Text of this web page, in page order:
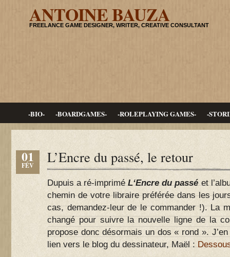
ANTOINE BAUZA
FREELANCE GAME DESIGNER, WRITER, CREATIVE CONSULTANT
-BIO- -BOARDGAMES- -ROLEPLAYING GAMES- -
01
FÉV L’Encre du passé, le retour
Dupuis a ré-impriméL‘Encre du passéet
chemin de votre libraire préférée dans les
cas, demandez-leur de le commander !). La
changé pour suivre la nouvelle ligne de la
propose donc désormais un dos « rond ».
lien vers le blog du dessinateur, Maël :